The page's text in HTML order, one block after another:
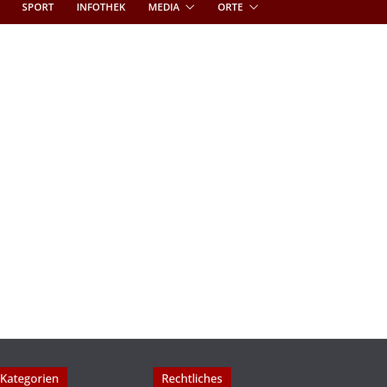
SPORT INFOTHEK MEDIA ORTE
Kategorien Rechtliches